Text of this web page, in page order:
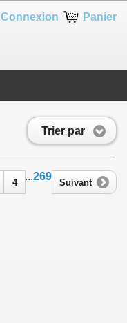
Panier
Connexion
Trier par
4
...269
Suivant